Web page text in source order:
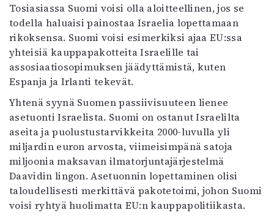
Tosiasiassa Suomi voisi olla aloitteellinen, jos se
todella haluaisi painostaa Israelia lopettamaan
rikoksensa. Suomi voisi esimerkiksi ajaa EU:ssa
yhteisiä kauppapakotteita Israelille tai
assosiaatiosopimuksen jäädyttämistä, kuten
Espanja ja Irlanti tekevät.
Yhtenä syynä Suomen passiivisuuteen lienee
asetuonti Israelista. Suomi on ostanut Israelilta
aseita ja puolustustarvikkeita 2000-luvulla yli
miljardin euron arvosta, viimeisimpänä satoja
miljoonia maksavan ilmatorjuntajärjestelmä
Daavidin lingon. Asetuonnin lopettaminen olisi
taloudellisesti merkittävä pakotetoimi, johon Suomi
voisi ryhtyä huolimatta EU:n kauppapolitiikasta.